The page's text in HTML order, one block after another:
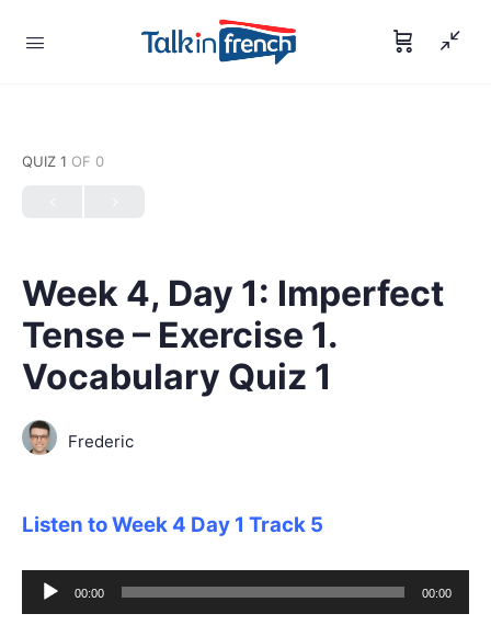
QUIZ 1 OF 0
Week 4, Day 1: Imperfect
Tense – Exercise 1.
Vocabulary Quiz 1
Frederic
Listen to Week 4 Day 1 Track 5
Audio
Player
00:00 00:00